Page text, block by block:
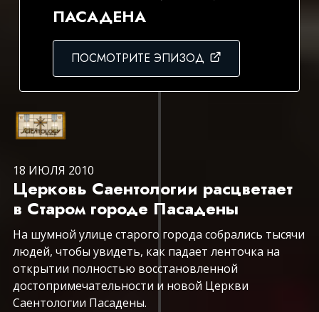
ПАСАДЕНА
ПОСМОТРИТЕ ЭПИЗОД
18 ИЮЛЯ 2010
Церковь Саентологии расцветает
в Старом городе Пасадены
На шумной улице старого города собрались тысячи
людей, чтобы увидеть, как падает ленточка на
открытии полностью восстановленной
достопримечательности и новой Церкви
Саентологии Пасадены.